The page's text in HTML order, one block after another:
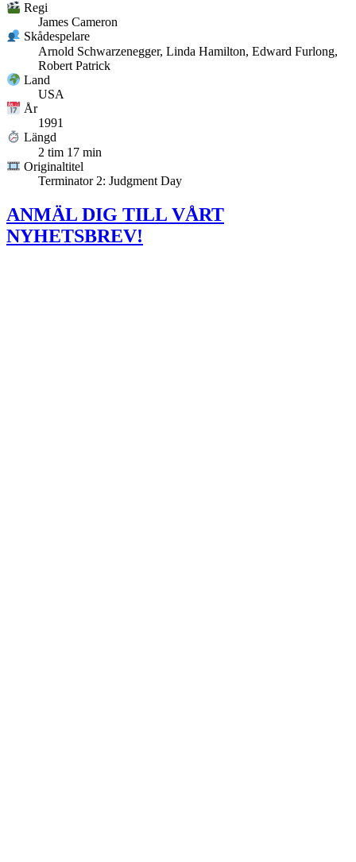
Regi
James Cameron
Skådespelare
Arnold Schwarzenegger, Linda Hamilton, Edward Furlong,
Robert Patrick
Land
USA
År
1991
Längd
2 tim 17 min
Originaltitel
Terminator 2: Judgment Day
ANMÄL DIG TILL VÅRT
NYHETSBREV!